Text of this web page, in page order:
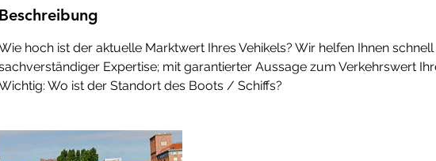
Beschreibung
hoch ist der aktuelle Marktwert Ihres Vehikels? Wir helfen Ihnen
Expertise; mit garantierter Aussage zum Verkehrswert
Wo ist der Standort des Boots / Schiffs?